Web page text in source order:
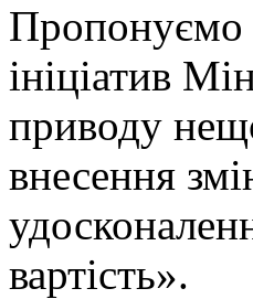
Пропонуємо
ініціатив
приводу
внесення
вартість».